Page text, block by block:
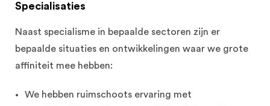
Specialisaties​
Naast specialisme in bepaalde sectoren zijn er
bepaalde situaties en ontwikkelingen waar we grote
affiniteit mee hebben:
We hebben ruimschoots ervaring met